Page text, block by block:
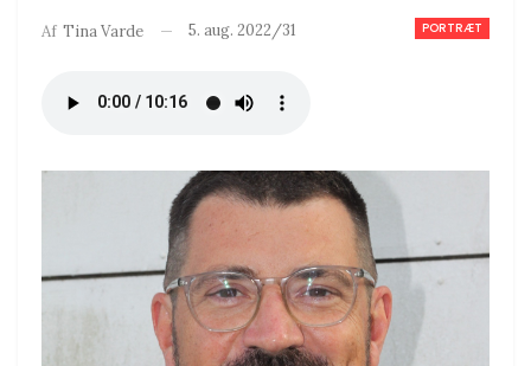
PORTRÆT
Af Tina Varde 5. aug. 2022/31